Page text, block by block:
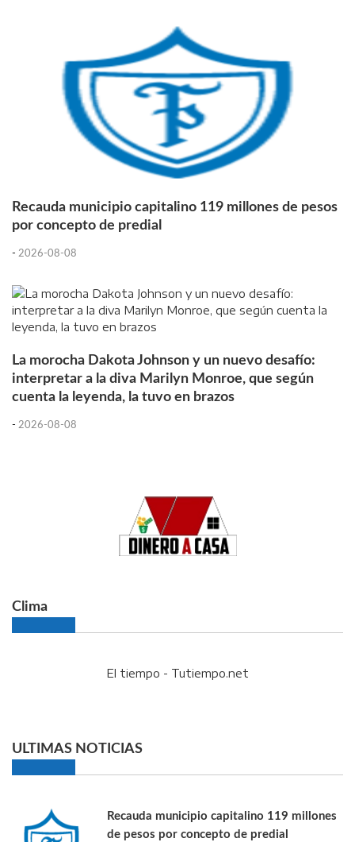
Recauda municipio capitalino 119 millones de pesos
por concepto de predial
- 2026-08-08
La morocha Dakota Johnson y un nuevo desafío:
interpretar a la diva Marilyn Monroe, que según
cuenta la leyenda, la tuvo en brazos
- 2026-08-08
Clima
El tiempo - Tutiempo.net
ULTIMAS NOTICIAS
Recauda municipio capitalino 119 millones
de pesos por concepto de predial